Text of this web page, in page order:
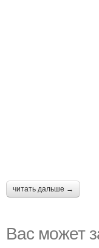
читать дальше →
Вас может